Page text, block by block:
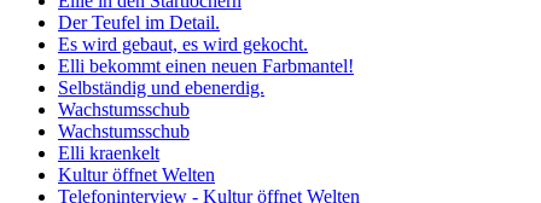
Der Teufel im Detail.
Es wird gebaut, es wird gekocht.
Elli bekommt einen neuen Farbmantel!
Selbständig und ebenerdig.
Wachstumsschub
Wachstumsschub
Elli kraenkelt
Kultur öffnet Welten
Telefoninterview - Kultur öffnet Welten